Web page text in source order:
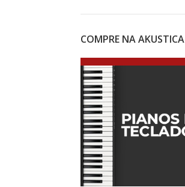
COMPRE NA AKUSTICA